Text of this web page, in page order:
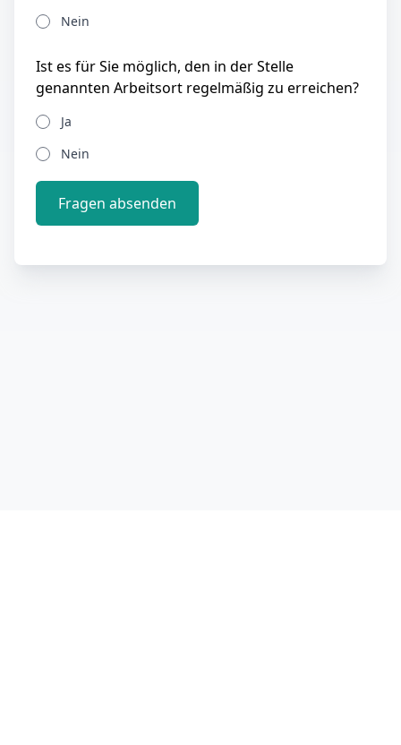
Nein
Ist es für Sie möglich, den in der Stelle
genannten Arbeitsort regelmäßig zu erreichen?
Ja
Nein
Fragen absenden